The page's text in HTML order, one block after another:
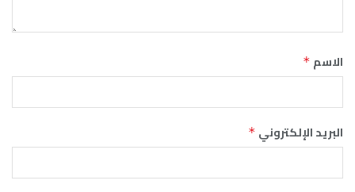
الاسم *
البريد الإلكتروني *